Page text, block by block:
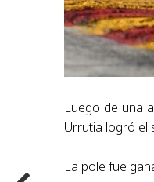
Luego de una
Urrutia logró el
La pole fue